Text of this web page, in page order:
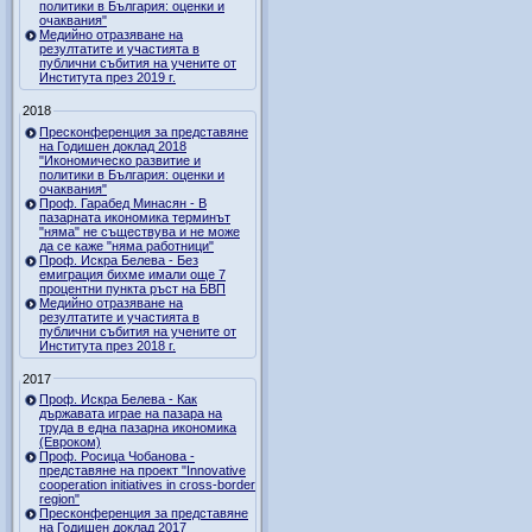
политики в България: оценки и
очаквания"
Медийно отразяване на
резултатите и участията в
публични събития на учените от
Института през 2019 г.
2018
Пресконференция за представяне
на Годишен доклад 2018
"Икономическо развитие и
политики в България: оценки и
очаквания"
Проф. Гарабед Минасян - В
пазарната икономика терминът
"няма" не съществува и не може
да се каже "няма работници"
Проф. Искра Белева - Без
емиграция бихме имали още 7
процентни пункта ръст на БВП
Медийно отразяване на
резултатите и участията в
публични събития на учените от
Института през 2018 г.
2017
Проф. Искра Белева - Как
държавата играе на пазара на
труда в една пазарна икономика
(Евроком)
Проф. Росица Чобанова -
представяне на проект "Innovative
cooperation initiatives in cross-border
region"
Пресконференция за представяне
на Годишен доклад 2017